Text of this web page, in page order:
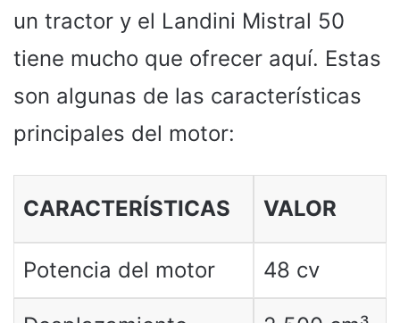
un tractor y el Landini Mistral 50
tiene mucho que ofrecer aquí. Estas
son algunas de las características
principales del motor:
CARACTERÍSTICAS VALOR
Potencia del motor 48 cv